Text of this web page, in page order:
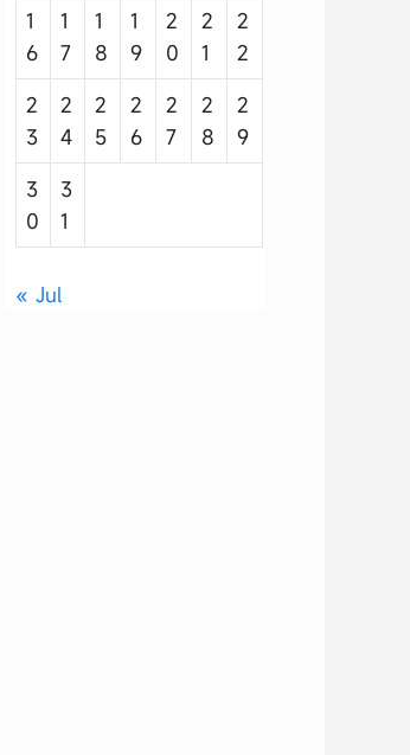
1
6
1
7
1
8
1
9
2
0
2
1
2
2
2
3
2
4
2
5
2
6
2
7
2
8
2
9
3
0
3
1
« Jul